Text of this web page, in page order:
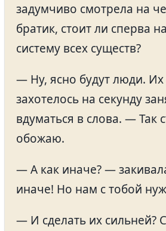
задумчиво смотрела на
братик, стоит ли сперва
систему всех существ?
— Ну, ясно будут люди.
захотелось на секунду
вдуматься в слова. — Так
обожаю.
— А как иначе? —
иначе! Но нам с тобой
— И сделать их сильней?